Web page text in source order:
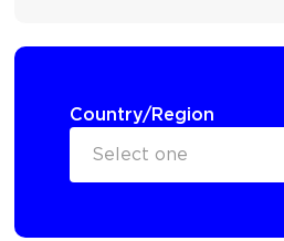
Country/Region
Select one